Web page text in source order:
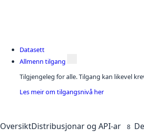
Datasett
Allmenn tilgang
Tilgjengeleg for alle. Tilgang kan likevel
Les meir om tilgangsnivå her
OversiktDistribusjonar og API-ar 8